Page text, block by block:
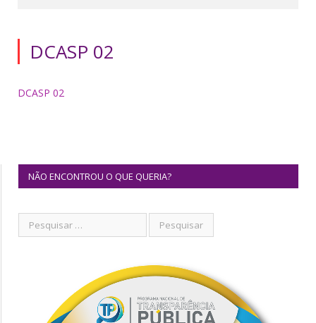
DCASP 02
DCASP 02
NÃO ENCONTROU O QUE QUERIA?